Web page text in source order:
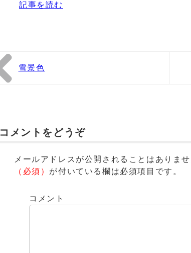
記事を読む
雪景色
コメントをどうぞ
メールアドレスが公開されることはありませ
（必須） が付いている欄は必須項目です。
コメント